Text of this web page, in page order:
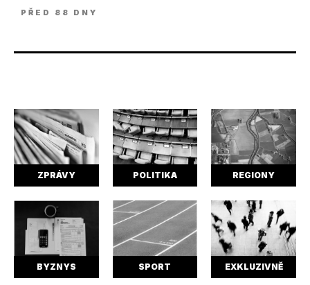
PŘED 88 DNY
ZPRÁVY POLITIKA REGIONY
BYZNYS SPORT EXKLUZIVNĚ